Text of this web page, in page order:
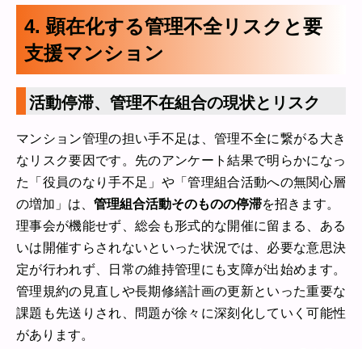
4. 顕在化する管理不全リスクと要
支援マンション
活動停滞、管理不在組合の現状とリスク
マンション管理の担い手不足は、管理不全に繋がる大き
なリスク要因です。先のアンケート結果で明らかになっ
た「役員のなり手不足」や「管理組合活動への無関心層
の増加」は、 管理組合活動そのものの停滞を招きます。
理事会が機能せず、総会も形式的な開催に留まる、ある
いは開催すらされないといった状況では、必要な意思決
定が行われず、日常の維持管理にも支障が出始めます。
管理規約の見直しや長期修繕計画の更新といった重要な
課題も先送りされ、問題が徐々に深刻化していく可能性
があります。